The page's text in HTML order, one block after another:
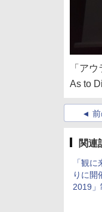
「ア
As to
関連
「観
りに開
2019」